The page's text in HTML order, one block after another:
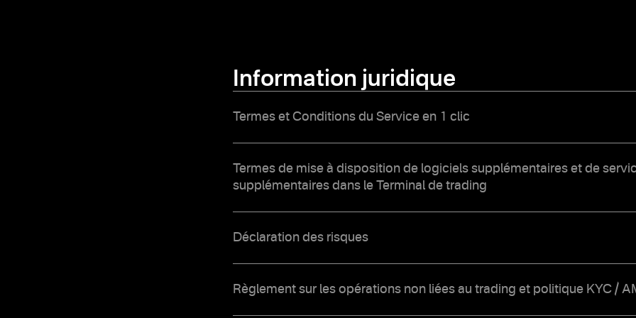
Information juridique
Termes et Conditions du Service en 1 clic
Termes de mise à disposition de logiciels supplémentaires et de
supplémentaires dans le Terminal de trading
Déclaration des risques
Règlement sur les opérations non liées au trading et politique KYC /